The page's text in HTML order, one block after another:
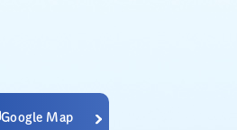
Google Map